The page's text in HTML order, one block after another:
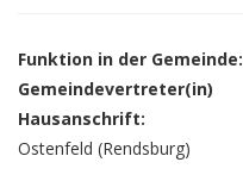
Funktion in der Gemeinde:
Gemeindevertreter(in)
Hausanschrift:
Ostenfeld (Rendsburg)